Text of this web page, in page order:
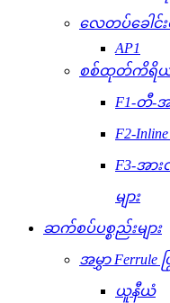
လေတပ်ခေါင်းစီ
AP1
စစ်ထုတ်ကိရိယာ
F1-တီ-
F2-
F3-အာ
များ
ဆက်စပ်ပစ္စည်းများ
အမွှာ Ferrule
ယူနီယံ